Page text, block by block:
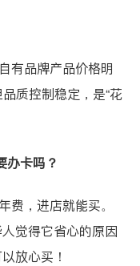
有品牌产品价格明
质控制稳定，是“花
卡吗？
，进店就能买。
觉得它省心的原因
放心买！